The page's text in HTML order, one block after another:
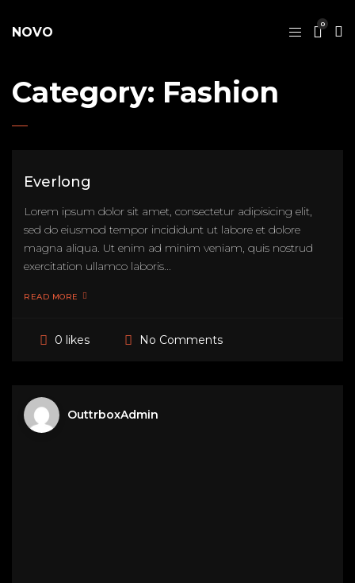
NOVO
0
Category: Fashion
Everlong
Lorem ipsum dolor sit amet, consectetur adipisicing elit,
sed do eiusmod tempor incididunt ut labore et dolore
magna aliqua. Ut enim ad minim veniam, quis nostrud
exercitation ullamco laboris...
READ MORE
0 likes No Comments
OuttrboxAdmin